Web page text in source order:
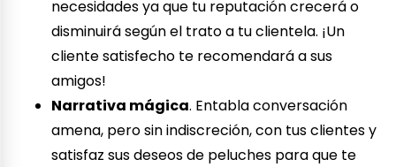
necesidades ya que tu reputación crecerá o
disminuirá según el trato a tu clientela. ¡Un
cliente satisfecho te recomendará a sus
amigos!
Narrativa mágica. Entabla conversación
amena, pero sin indiscreción, con tus clientes y
satisfaz sus deseos de peluches para que te